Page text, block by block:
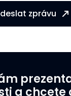
zprávu
a chcete